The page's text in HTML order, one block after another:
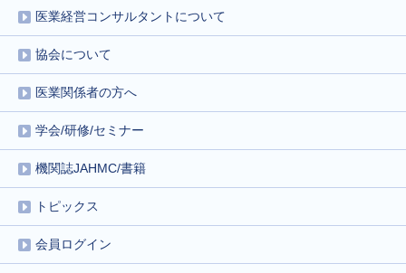
医業経営コンサルタントについて
協会について
医業関係者の方へ
学会/研修/セミナー
機関誌JAHMC/書籍
トピックス
会員ログイン